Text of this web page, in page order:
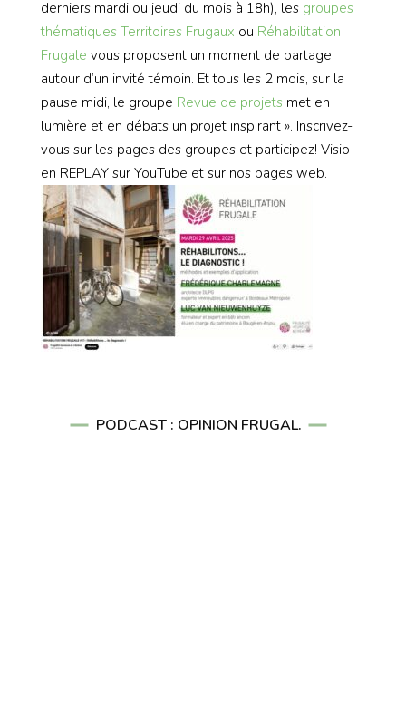
derniers mardi ou jeudi du mois à 18h), les groupes
thématiques Territoires Frugaux ou Réhabilitation
Frugale vous proposent un moment de partage
autour d’un invité témoin. Et tous les 2 mois, sur la
pause midi, le groupe Revue de projets met en
lumière et en débats un projet inspirant ». Inscrivez-
vous sur les pages des groupes et participez! Visio
en REPLAY sur YouTube et sur nos pages web.
PODCAST : OPINION FRUGAL.